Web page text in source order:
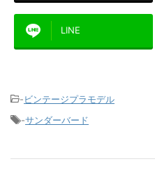
LINE
-ビンテージプラモデル
-サンダーバード